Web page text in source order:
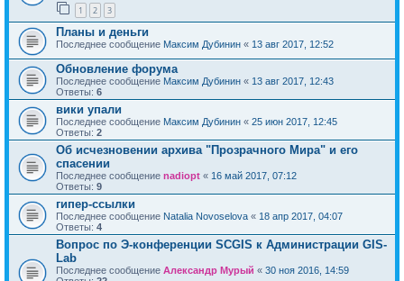
1 2 3
Планы и деньги
Последнее сообщение Максим Дубинин « 13 авг 2017, 12:52
Обновление форума
Последнее сообщение Максим Дубинин « 13 авг 2017, 12:43
Ответы: 6
вики упали
Последнее сообщение Максим Дубинин « 25 июн 2017, 12:45
Ответы: 2
Об исчезновении архива "Прозрачного Мира" и его
спасении
Последнее сообщение nadiopt « 16 май 2017, 07:12
Ответы: 9
гипер-ссылки
Последнее сообщение Natalia Novoselova « 18 апр 2017, 04:07
Ответы: 4
Вопрос по Э-конференции SCGIS к Администрации GIS-
Lab
Последнее сообщение Александр Мурый « 30 ноя 2016, 14:59